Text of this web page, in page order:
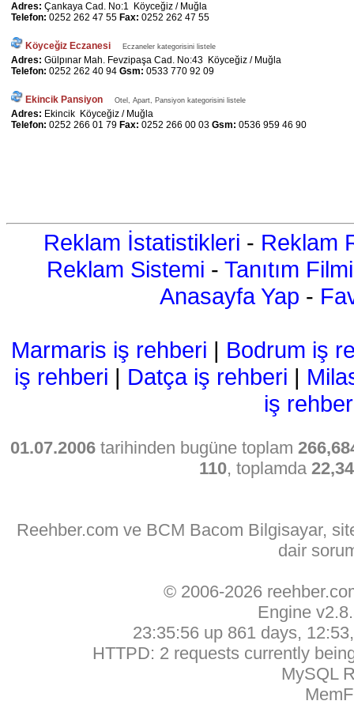
Adres: Çankaya Cad. No:1 Köyceğiz / Muğla
Telefon: 0252 262 47 55 Fax: 0252 262 47 55
Köyceğiz Eczanesi Eczaneler kategorisini listele
Adres: Gülpınar Mah. Fevzipaşa Cad. No:43 Köyceğiz / Muğla
Telefon: 0252 262 40 94 Gsm: 0533 770 92 09
Ekincik Pansiyon Otel, Apart, Pansiyon kategorisini listele
Adres: Ekincik Köyceğiz / Muğla
Telefon: 0252 266 01 79 Fax: 0252 266 00 03 Gsm: 0536 959 46 90
Reklam İstatistikleri - Reklam
Reklam Sistemi - Tanıtım Filmi
Anasayfa Yap -
Marmaris iş rehberi | Bodrum iş
iş rehberi | Datça iş rehberi |
iş
01.07.2006tarihinden bugüne toplam
110, toplamda
Reehber.com ve BCM Bacom Bilgisayar,
dair
© 2006-2026
Engine
23:35:56 up 861 days,
HTTPD: 2 requests currently
MySQL